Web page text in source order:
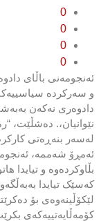
0
0
0
0
ئەنجومەنی باڵای
و سەرکردە
دادوەری نەکەن
نێوانیان،.
لەسەر بنەڕەتی
ئەمڕۆ شەممە،
بڵاوکردەوە و تیایدا
کەسێک تیایدا
لێکۆڵینەوەی بۆ
کۆمەڵایەتییەکەی